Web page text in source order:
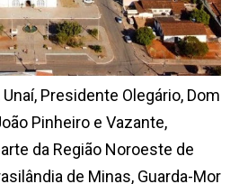
Presidente Olegário, Dom
Pinheiro e Vazante,
da Região Noroeste de
de Minas, Guarda-Mor